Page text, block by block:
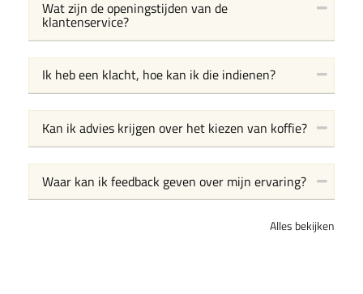
Wat zijn de openingstijden van de
klantenservice?
Ik heb een klacht, hoe kan ik die indienen?
Kan ik advies krijgen over het kiezen van koffie?
Waar kan ik feedback geven over mijn ervaring?
Alles bekijken